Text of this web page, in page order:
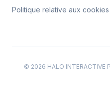
Politique relative aux cookies
© 2026 HALO INTERACTIVE